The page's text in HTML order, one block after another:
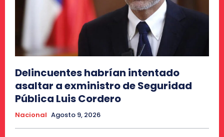
Delincuentes habrían intentado
asaltar a exministro de Seguridad
Pública Luis Cordero
Nacional Agosto 9, 2026